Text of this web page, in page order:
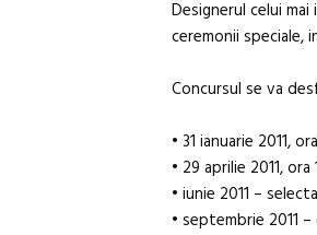
Designerul celui
ceremonii speciale,
Concursul se va
• 31 ianuarie 2011,
• 29 aprilie 2011,
• iunie 2011 –
• septembrie 2011